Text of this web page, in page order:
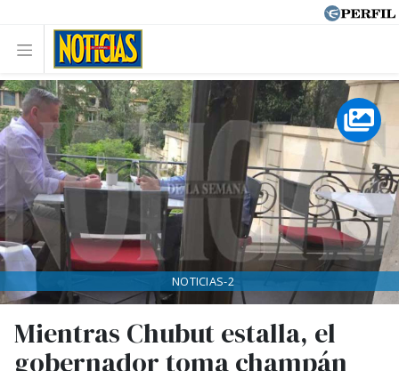
Mientras Chubut estalla, el
gobernador toma champán
NOTICIAS-2